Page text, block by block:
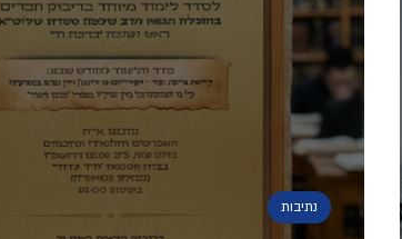
נתיבות